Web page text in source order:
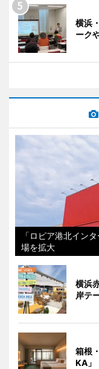
横浜
ーク
「ロピア港北イン
場を拡大
横浜
岸テ
箱根
KA」